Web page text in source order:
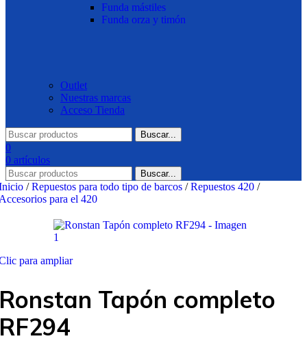
Funda mástiles
Funda orza y timón
Outlet
Nuestras marcas
Acceso Tienda
Buscar...
0
0 artículos
Buscar...
/ Repuestos para todo tipo de barcos / Repuestos 420 /
para el 420
para ampliar
Tapón completo